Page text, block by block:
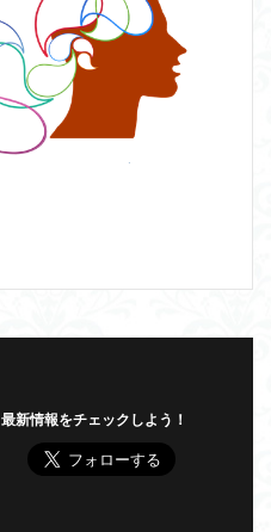
最新情報をチェックしよう！